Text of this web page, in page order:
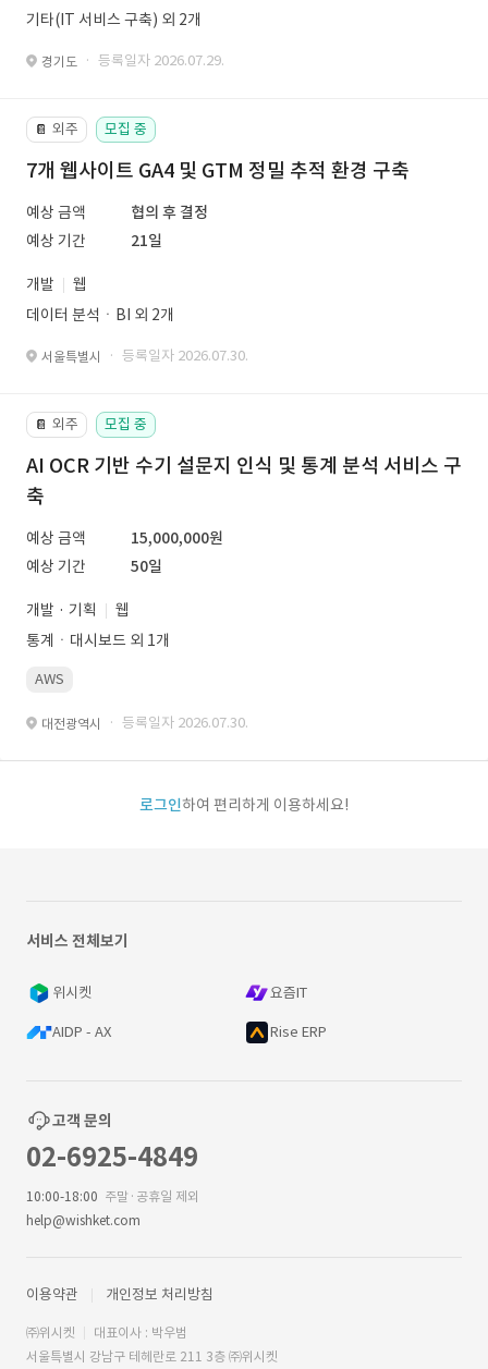
기타(IT 서비스 구축) 외 2개
경기도 · 등록일자 2026.07.29.
📔 외주 모집 중
7개 웹사이트 GA4 및 GTM 정밀 추적 환경 구축
예상 금액
협의 후 결정
예상 기간
21일
개발
웹
데이터 분석ㆍBI 외 2개
서울특별시 · 등록일자 2026.07.30.
📔 외주 모집 중
AI OCR 기반 수기 설문지 인식 및 통계 분석 서비스 구
축
예상 금액
15,000,000원
예상 기간
50일
개발 · 기획
웹
통계ㆍ대시보드 외 1개
AWS
대전광역시 · 등록일자 2026.07.30.
로그인하여 편리하게 이용하세요!
서비스 전체보기
위시켓 요즘IT
AIDP - AX Rise ERP
고객 문의
02-6925-4849
10:00-18:00 주말·공휴일 제외
help@wishket.com
이용약관 개인정보 처리방침
㈜위시켓
대표이사 : 박우범
서울특별시 강남구 테헤란로 211 3층 ㈜위시켓